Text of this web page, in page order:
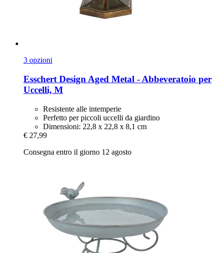
3 opzioni
Esschert Design Aged Metal -​ Abbeveratoio per
Uccelli, M
Resistente alle intemperie
Perfetto per piccoli uccelli da giardino
Dimensioni: 22,8 x 22,8 x 8,1 cm
€ 27,99
Consegna entro il giorno 12 agosto